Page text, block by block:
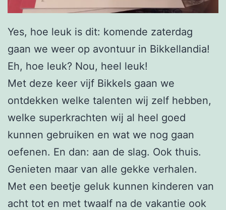
Yes, hoe leuk is dit: komende zaterdag
gaan we weer op avontuur in Bikkellandia!
Eh, hoe leuk? Nou, heel leuk!
Met deze keer vijf Bikkels gaan we
ontdekken welke talenten wij zelf hebben,
welke superkrachten wij al heel goed
kunnen gebruiken en wat we nog gaan
oefenen. En dan: aan de slag. Ook thuis.
Genieten maar van alle gekke verhalen.
Met een beetje geluk kunnen kinderen van
acht tot en met twaalf na de vakantie ook